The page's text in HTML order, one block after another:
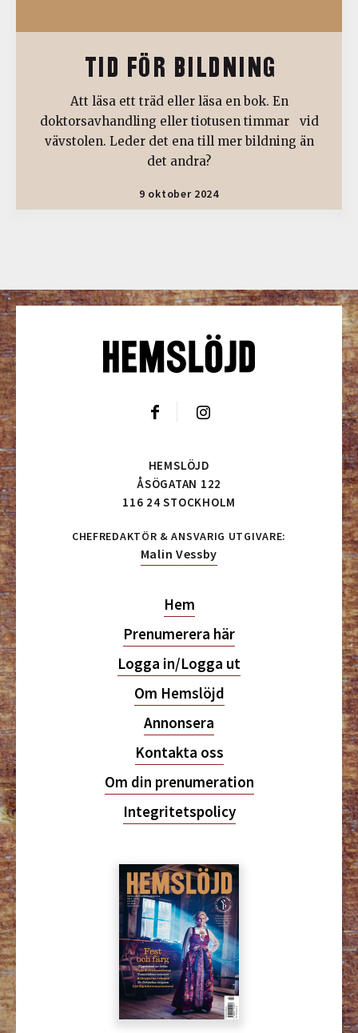
TID FÖR BILDNING
Att läsa ett träd eller läsa en bok. En
doktorsavhandling eller tiotusen timmar vid
vävstolen. Leder det ena till mer bildning än
det andra?
9 oktober 2024
HEMSLÖJD
ÅSÖGATAN 122
116 24 STOCKHOLM
CHEFREDAKTÖR & ANSVARIG UTGIVARE:
Malin Vessby
Hem
Prenumerera här
Logga in/Logga ut
Om Hemslöjd
Annonsera
Kontakta oss
Om din prenumeration
Integritetspolicy